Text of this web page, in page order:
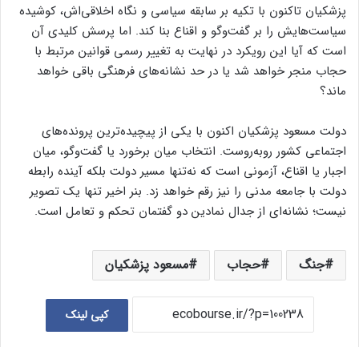
پزشکیان تاکنون با تکیه بر سابقه سیاسی و نگاه اخلاقی‌اش، کوشیده
سیاست‌هایش را بر گفت‌و‌گو و اقناع بنا کند. اما پرسش کلیدی آن
است که آیا این رویکرد در نهایت به تغییر رسمی قوانین مرتبط با
حجاب منجر خواهد شد یا در حد نشانه‌های فرهنگی باقی خواهد
ماند؟
دولت مسعود پزشکیان اکنون با یکی از پیچیده‌ترین پرونده‌های
اجتماعی کشور روبه‌روست. انتخاب میان برخورد یا گفت‌و‌گو، میان
اجبار یا اقناع، آزمونی است که نه‌تنها مسیر دولت بلکه آینده رابطه
دولت با جامعه مدنی را نیز رقم خواهد زد. بنر اخیر تنها یک تصویر
نیست؛ نشانه‌ای از جدال نمادین دو گفتمان تحکم و تعامل است.
جنگ حجاب مسعود پزشکیان
کپی لینک